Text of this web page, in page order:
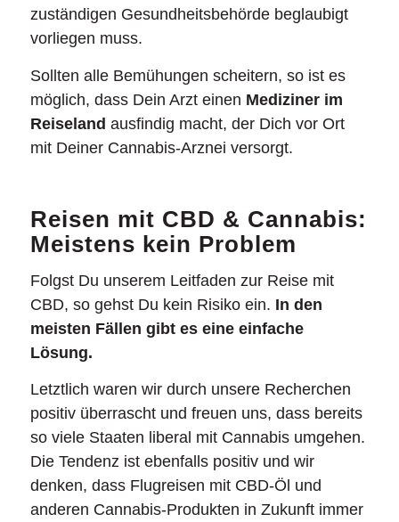
zuständigen Gesundheitsbehörde beglaubigt
vorliegen muss.
Sollten alle Bemühungen scheitern, so ist es
möglich, dass Dein Arzt einen Mediziner im
Reiseland ausfindig macht, der Dich vor Ort
mit Deiner Cannabis-Arznei versorgt.
Reisen mit CBD & Cannabis:
Meistens kein Problem
Folgst Du unserem Leitfaden zur Reise mit
CBD, so gehst Du kein Risiko ein. In den
meisten Fällen gibt es eine einfache
Lösung.
Letztlich waren wir durch unsere Recherchen
positiv überrascht und freuen uns, dass bereits
so viele Staaten liberal mit Cannabis umgehen.
Die Tendenz ist ebenfalls positiv und wir
denken, dass Flugreisen mit CBD-Öl und
anderen Cannabis-Produkten in Zukunft immer